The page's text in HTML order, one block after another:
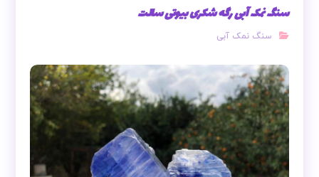
سنگ نمک آبی رگه شکری بیوتی سالت
سنگ نمک آبی